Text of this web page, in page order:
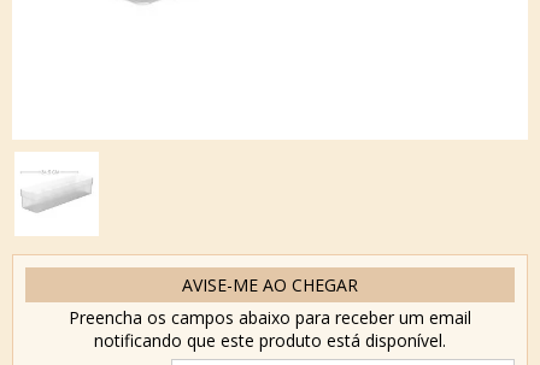
AVISE-ME AO CHEGAR
Preencha os campos abaixo para receber um email
notificando que este produto está disponível.